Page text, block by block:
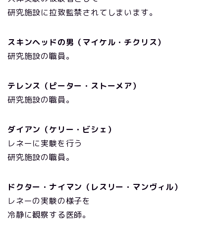
研究施設に拉致監禁されてしまいます。
スキンヘッドの男（マイケル・チクリス）
研究施設の職員。
テレンス（ピーター・ストーメア）
研究施設の職員。
ダイアン（ケリー・ビシェ）
レネーに実験を行う
研究施設の職員。
ドクター・ナイマン（レスリー・マンヴィル）
レネーの実験の様子を
冷静に観察する医師。